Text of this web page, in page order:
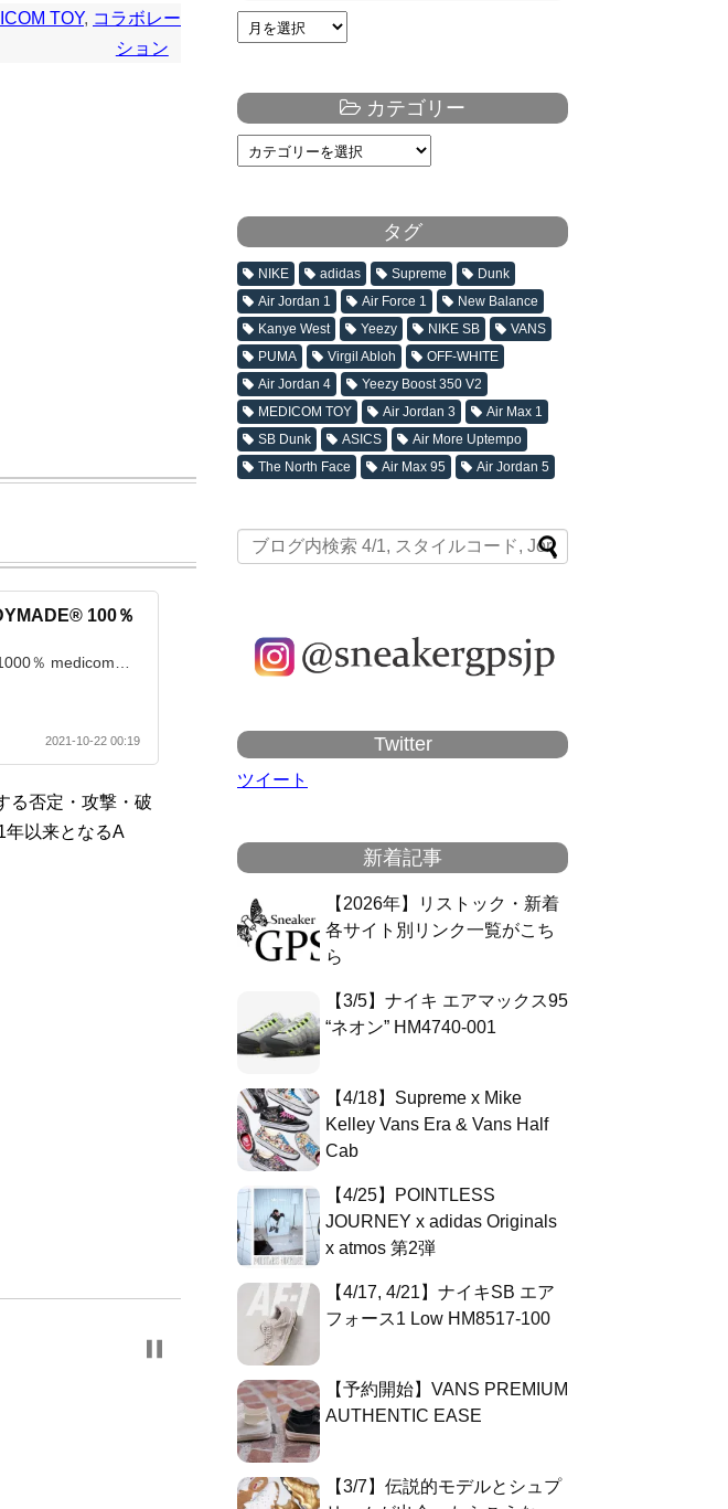
TOY, コラボレー
ション
100％
％ medicom…
2021-10-22 00:19
る否定・攻撃・破
以来となるA
カテゴリー
タグ
NIKE adidas Supreme
Dunk
Air Jordan 1
Air Force 1
New Balance
Kanye West
Yeezy NIKE SB
VANS
PUMA
Virgil Abloh
OFF-WHITE
Air Jordan 4
Yeezy Boost 350 V2
MEDICOM TOY
Air Jordan 3
Air Max 1
SB Dunk
ASICS
Air More Uptempo
The North Face
Air Max 95 Air Jordan 5
Twitter
ツイート
新着記事
【2026年】リストック・新着
各サイト別リンク一覧がこち
ら
【3/5】ナイキ エアマックス95
“ネオン” HM4740-001
【4/18】Supreme x Mike
Kelley Vans Era & Vans Half
Cab
【4/25】POINTLESS
JOURNEY x adidas Originals
x atmos 第2弾
【4/17, 4/21】ナイキSB エア
フォース1 Low HM8517-100
【予約開始】VANS PREMIUM
AUTHENTIC EASE
【3/7】伝説的モデルとシュプ